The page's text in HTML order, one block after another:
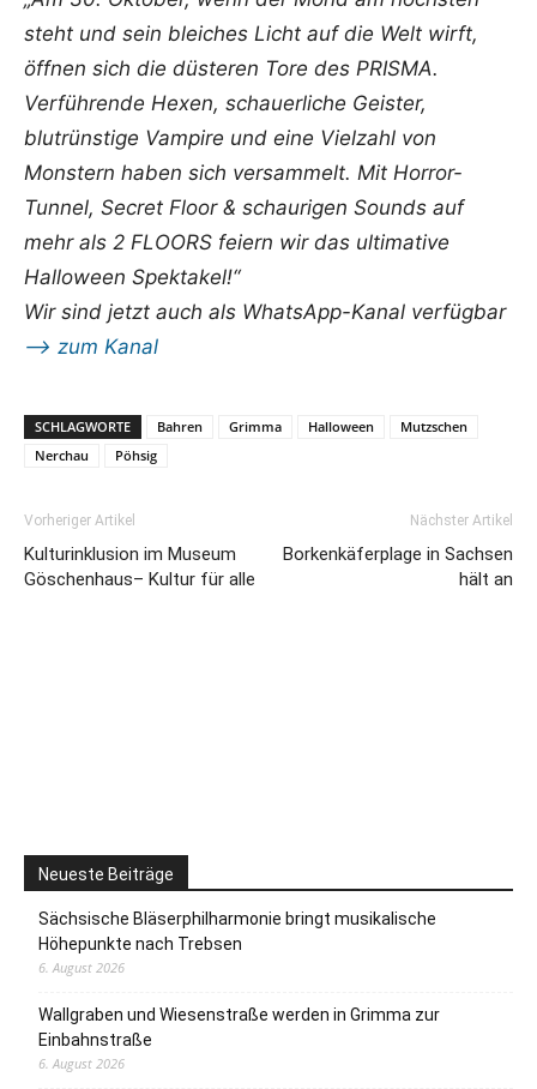
steht und sein bleiches Licht auf die Welt wirft,
öffnen sich die düsteren Tore des PRISMA.
Verführende Hexen, schauerliche Geister,
blutrünstige Vampire und eine Vielzahl von
Monstern haben sich versammelt. Mit Horror-
Tunnel, Secret Floor & schaurigen Sounds auf
mehr als 2 FLOORS feiern wir das ultimative
Halloween Spektakel!“
Wir sind jetzt auch als WhatsApp-Kanal verfügbar
—> zum Kanal
SCHLAGWORTE Bahren Grimma Halloween
Mutzschen
Nerchau
Pöhsig
Vorheriger Artikel
Kulturinklusion im Museum
Göschenhaus– Kultur für alle
Nächster Artikel
Borkenkäferplage in Sachsen
hält an
Neueste Beiträge
Sächsische Bläserphilharmonie bringt musikalische
Höhepunkte nach Trebsen
6. August 2026
Wallgraben und Wiesenstraße werden in Grimma zur
Einbahnstraße
6. August 2026